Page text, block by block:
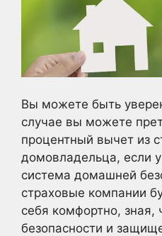
Вы можете быть
случае вы можете
процентный вычет из
домовладельца, если
система домашней
страховые компании
себя комфортно, зная,
безопасности и